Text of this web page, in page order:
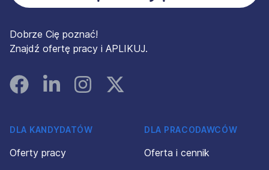
Dobrze Cię poznać!
Znajdź ofertę pracy i APLIKUJ.
FacebookLinked InInstagramInstagram
DLA KANDYDATÓW
Oferty pracy
DLA PRACODAWCÓW
Oferta i cennik